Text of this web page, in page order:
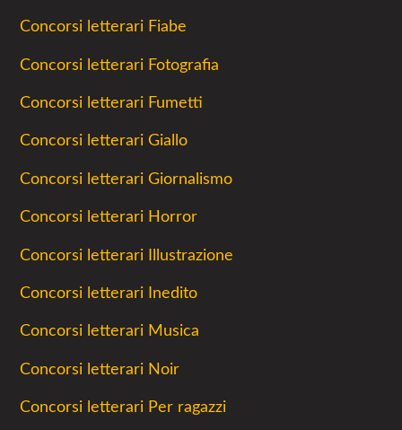
Concorsi letterari Fiabe
Concorsi letterari Fotografia
Concorsi letterari Fumetti
Concorsi letterari Giallo
Concorsi letterari Giornalismo
Concorsi letterari Horror
Concorsi letterari Illustrazione
Concorsi letterari Inedito
Concorsi letterari Musica
Concorsi letterari Noir
Concorsi letterari Per ragazzi